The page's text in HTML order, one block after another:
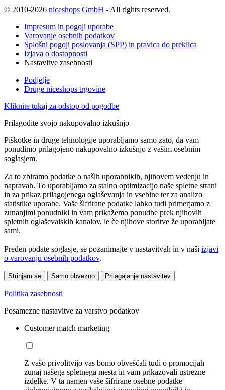
© 2010-2026 niceshops GmbH - All rights reserved.
Impresum in pogoji uporabe
Varovanje osebnih podatkov
Splošni pogoji poslovanja (SPP) in pravica do preklica
Izjava o dostopnosti
Nastavitve zasebnosti
Podjetje
Druge niceshops trgovine
Kliknite tukaj za odstop od pogodbe
Prilagodite svojo nakupovalno izkušnjo
Piškotke in druge tehnologije uporabljamo samo zato, da vam
ponudimo prilagojeno nakupovalno izkušnjo z vašim osebnim
soglasjem.
Za to zbiramo podatke o naših uporabnikih, njihovem vedenju in
napravah. To uporabljamo za stalno optimizacijo naše spletne strani
in za prikaz prilagojenega oglaševanja in vsebine ter za analizo
statistike uporabe. Vaše šifrirane podatke lahko tudi primerjamo z
zunanjimi ponudniki in vam prikažemo ponudbe prek njihovih
spletnih oglaševalskih kanalov, le če njihove storitve že uporabljate
sami.
Preden podate soglasje, se pozanimajte v nastavitvah in v naši izjavi
o varovanju osebnih podatkov.
Strinjam se Samo obvezno Prilagajanje nastavitev
Politika zasebnosti
Posamezne nastavitve za varstvo podatkov
Customer match marketing
Z vašo privolitvijo vas bomo obveščali tudi o promocijah
zunaj našega spletnega mesta in vam prikazovali ustrezne
izdelke. V ta namen vaše šifrirane osebne podatke